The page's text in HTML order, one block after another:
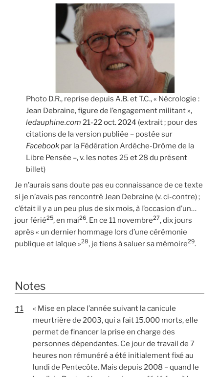
Photo D.R., reprise depuis A.B. et T.C., « Nécrologie :
Jean Debraine, figure de l’engagement militant »,
ledauphine.com 21-22 oct. 2024 (extrait ; pour des
citations de la version publiée – postée sur
Facebook par la Fédération Ardèche-Drôme de la
Libre Pensée –, v. les notes 25 et 28 du présent
billet)
Je n’aurais sans doute pas eu connaissance de ce texte
si je n’avais pas rencontré Jean Debraine (v. ci-contre) ;
c’était il y a un peu plus de six mois, à l’occasion d’un…
jour férié25, en mai26. En ce 11 novembre27, dix jours
après « un dernier hommage lors d’une cérémonie
publique et laïque »28, je tiens à saluer sa mémoire29.
Notes
↑1
« Mise en place l’année suivant la canicule
meurtrière de 2003, qui a fait 15.000 morts, elle
permet de financer la prise en charge des
personnes dépendantes. Ce jour de travail de 7
heures non rémunéré a été initialement fixé au
lundi de Pentecôte. Mais depuis 2008 – quand le